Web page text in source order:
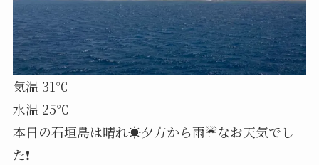
気温 31℃
水温 25℃
本日の石垣島は晴れ☀️夕方から雨☔なお天気でし
た❗